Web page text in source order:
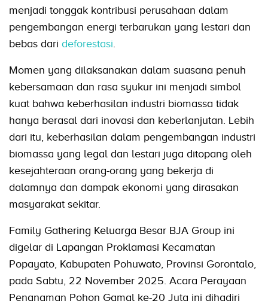
menjadi tonggak kontribusi perusahaan dalam
pengembangan energi terbarukan yang lestari dan
bebas dari deforestasi
Momen yang dilaksanakan dalam suasana penuh
kebersamaan dan rasa syukur ini menjadi simbol
kuat bahwa keberhasilan industri biomassa tidak
hanya berasal dari inovasi dan keberlanjutan. Lebih
dari itu, keberhasilan dalam pengembangan industri
biomassa yang legal dan lestari juga ditopang oleh
kesejahteraan orang-orang yang bekerja di
dalamnya dan dampak ekonomi yang dirasakan
masyarakat sekitar.
Family Gathering Keluarga Besar BJA Group ini
digelar di Lapangan Proklamasi Kecamatan
Popayato, Kabupaten Pohuwato, Provinsi Gorontalo,
pada Sabtu, 22 November 2025. Acara Perayaan
Penanaman Pohon Gamal ke-20 Juta ini dihadiri